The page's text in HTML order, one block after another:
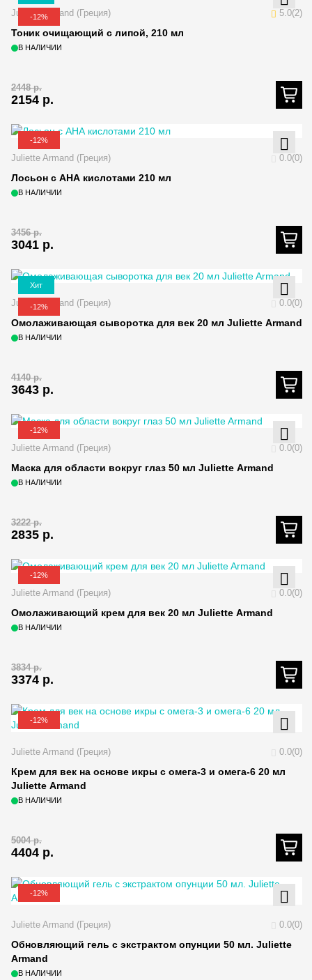
-12%
Juliette Armand (Греция) 5.0(2)
Тоник очищающий с липой, 210 мл
В НАЛИЧИИ
2154 р.
2448 р.
-12%
Juliette Armand (Греция) 0.0(0)
Лосьон с АНА кислотами 210 мл
В НАЛИЧИИ
3041 р.
3456 р.
Хит
-12%
Juliette Armand (Греция) 0.0(0)
Омолаживающая сыворотка для век 20 мл Juliette Armand
В НАЛИЧИИ
3643 р.
4140 р.
-12%
Juliette Armand (Греция) 0.0(0)
Маска для области вокруг глаз 50 мл Juliette Armand
В НАЛИЧИИ
2835 р.
3222 р.
-12%
Juliette Armand (Греция) 0.0(0)
Омолаживающий крем для век 20 мл Juliette Armand
В НАЛИЧИИ
3374 р.
3834 р.
-12%
Juliette Armand (Греция) 0.0(0)
Крем для век на основе икры с омега-3 и омега-6 20 мл
Juliette Armand
В НАЛИЧИИ
4404 р.
5004 р.
-12%
Juliette Armand (Греция) 0.0(0)
Обновляющий гель с экстрактом опунции 50 мл. Juliette
Armand
В НАЛИЧИИ